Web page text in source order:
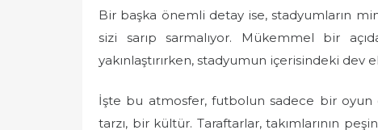
Bir başka önemli detay ise, stadyumların
sizi sarıp sarmalıyor. Mükemmel bir
yakınlaştırırken, stadyumun içerisindeki dev
İşte bu atmosfer, futbolun sadece bir oyun
tarzı, bir kültür. Taraftarlar, takımlarının